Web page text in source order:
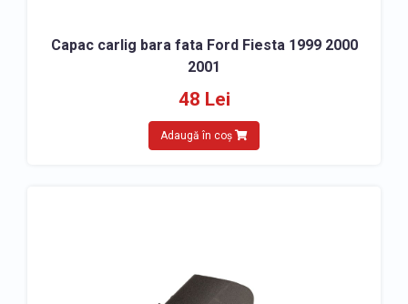
Capac carlig bara fata Ford Fiesta 1999 2000
2001
48 Lei
Adaugă în coș